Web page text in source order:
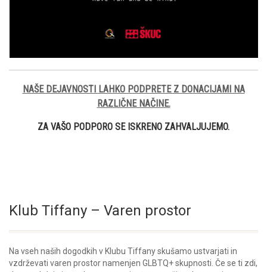
NAŠE DEJAVNOSTI LAHKO PODPRETE Z DONACIJAMI NA
RAZLIČNE NAČINE.
ZA VAŠO PODPORO SE ISKRENO ZAHVALJUJEMO.
Klub Tiffany – Varen prostor
Na vseh naših dogodkih v Klubu Tiffany skušamo ustvarjati in
vzdrževati varen prostor namenjen GLBTQ+ skupnosti. Če se ti zdi,